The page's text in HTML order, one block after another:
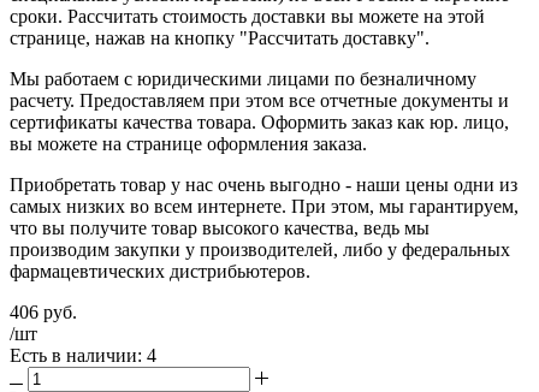
сроки. Рассчитать стоимость доставки вы можете на этой
странице, нажав на кнопку "Рассчитать доставку".
Мы работаем с юридическими лицами по безналичному
расчету. Предоставляем при этом все отчетные документы и
сертификаты качества товара. Оформить заказ как юр. лицо,
вы можете на странице оформления заказа.
Приобретать товар у нас очень выгодно - наши цены одни из
самых низких во всем интернете. При этом, мы гарантируем,
что вы получите товар высокого качества, ведь мы
производим закупки у производителей, либо у федеральных
фармацевтических дистрибьютеров.
406 руб.
/шт
Есть в наличии: 4